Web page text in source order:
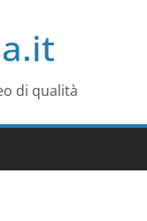
di qualità